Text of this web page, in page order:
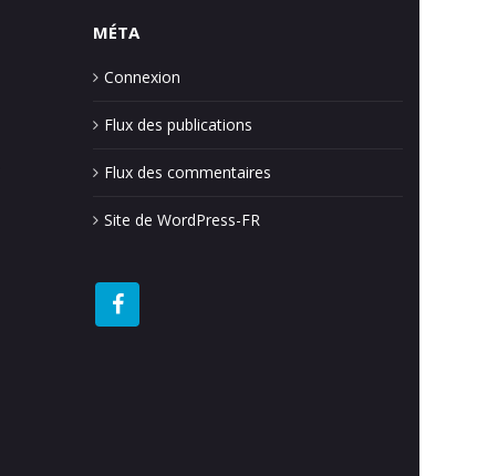
MÉTA
Connexion
Flux des publications
Flux des commentaires
Site de WordPress-FR